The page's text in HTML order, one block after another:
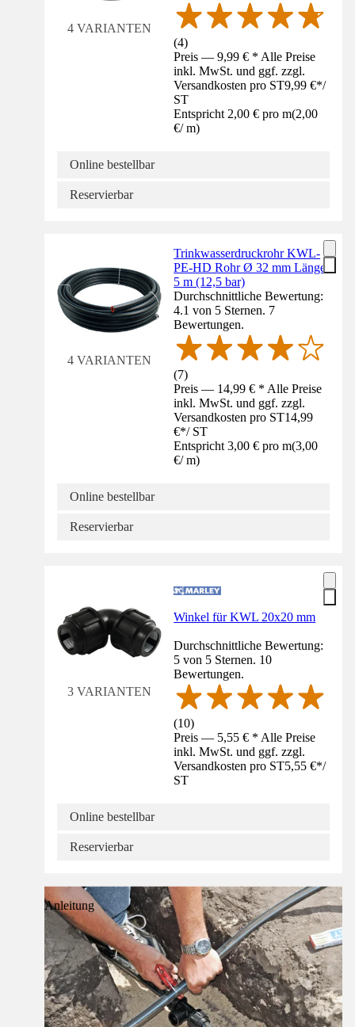
4 VARIANTEN
(4)
Preis — 9,99 € * Alle Preise
inkl. MwSt. und ggf. zzgl.
Versandkosten pro ST9,99 €*/
ST
Entspricht 2,00 € pro m(2,00
€/ m)
Online bestellbar
Reservierbar
4 VARIANTEN
Trinkwasserdruckrohr KWL-
PE-HD Rohr Ø 32 mm Länge
5 m (12,5 bar)
Durchschnittliche Bewertung:
4.1 von 5 Sternen. 7
Bewertungen.
(7)
Preis — 14,99 € * Alle Preise
inkl. MwSt. und ggf. zzgl.
Versandkosten pro ST14,99
€*/ ST
Entspricht 3,00 € pro m(3,00
€/ m)
Online bestellbar
Reservierbar
3 VARIANTEN
Winkel für KWL 20x20 mm
Durchschnittliche Bewertung:
5 von 5 Sternen. 10
Bewertungen.
(10)
Preis — 5,55 € * Alle Preise
inkl. MwSt. und ggf. zzgl.
Versandkosten pro ST5,55 €*/
ST
Online bestellbar
Reservierbar
Anleitung